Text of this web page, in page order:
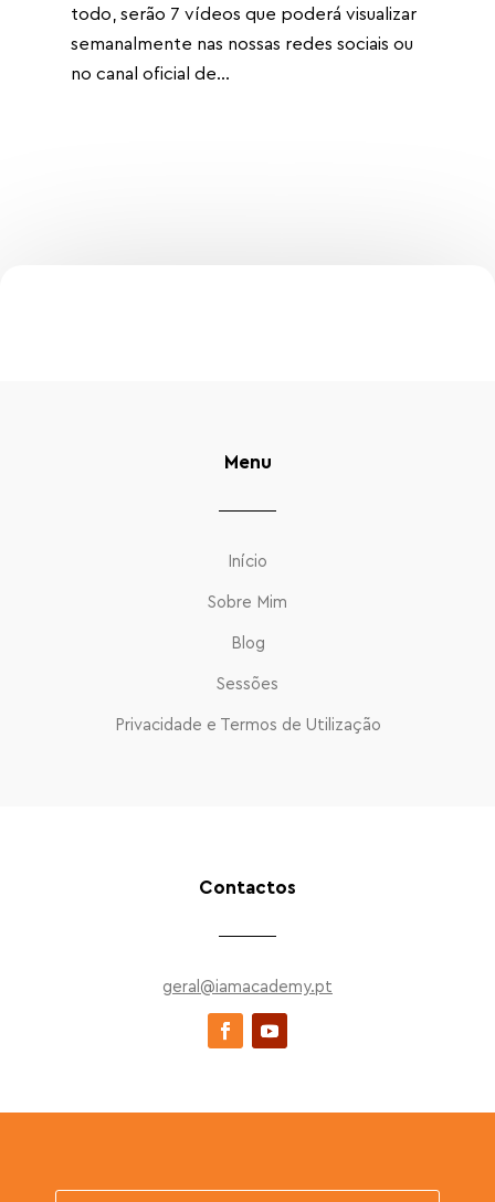
todo, serão 7 vídeos que poderá visualizar
semanalmente nas nossas redes sociais ou
no canal oficial de...
Menu
Início
Sobre Mim
Blog
Sessões
Privacidade e Termos de Utilização
Contactos
geral@iamacademy.pt